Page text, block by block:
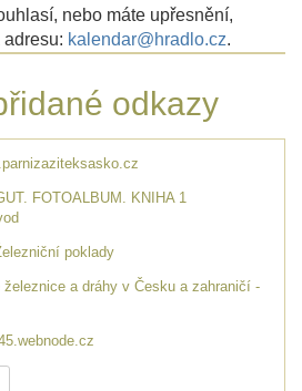
nebo máte upřesnění,
kalendar@hradlo.cz.
odkazy
FOTOALBUM. KNIHA 1
poklady
železnice a dráhy v Česku a zahraničí -